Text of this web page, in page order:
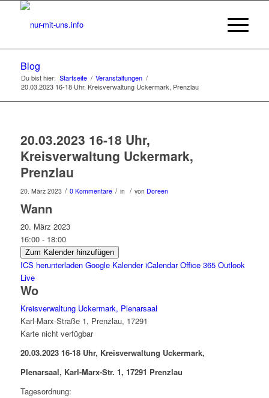
Blog
Du bist hier: Startseite / Veranstaltungen /
20.03.2023 16-18 Uhr, Kreisverwaltung Uckermark, Prenzlau
20.03.2023 16-18 Uhr,
Kreisverwaltung Uckermark,
Prenzlau
20. März 2023 / 0 Kommentare / in / von Doreen
Wann
20. März 2023
16:00 - 18:00
Zum Kalender hinzufügen
ICS herunterladen Google Kalender iCalendar Office 365 Outlook
Live
Wo
Kreisverwaltung Uckermark, Plenarsaal
Karl-Marx-Straße 1, Prenzlau, 17291
Karte nicht verfügbar
20.03.2023 16-18 Uhr, Kreisverwaltung Uckermark,
Plenarsaal, Karl-Marx-Str. 1, 17291 Prenzlau
Tagesordnung: